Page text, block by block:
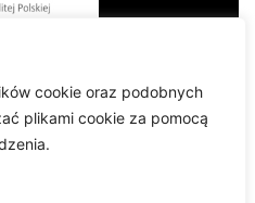
cookie oraz podobnych
plikami cookie za pomocą
Zagranicznych Rzeczypospolitej